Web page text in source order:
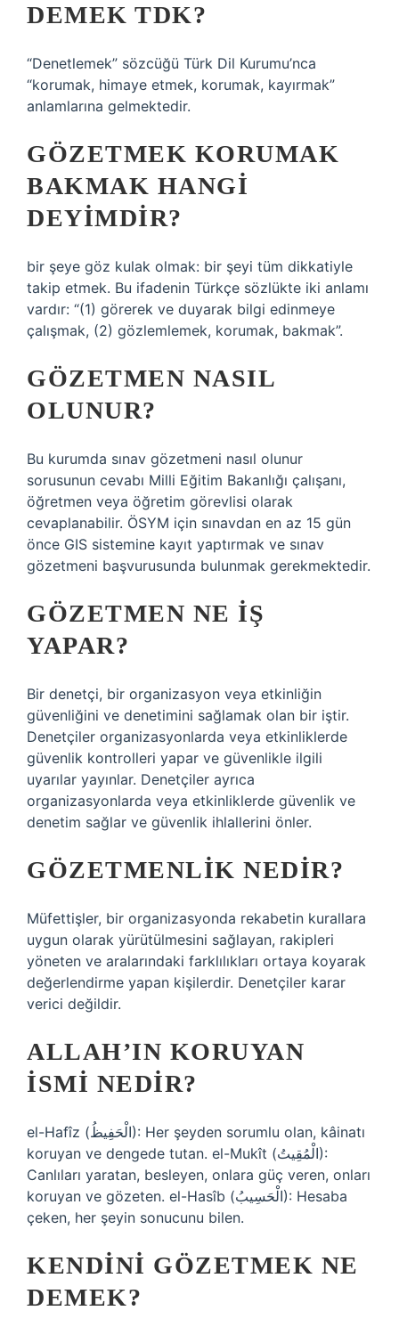
DEMEK TDK?
“Denetlemek” sözcüğü Türk Dil Kurumu’nca
“korumak, himaye etmek, korumak, kayırmak”
anlamlarına gelmektedir.
GÖZETMEK KORUMAK
BAKMAK HANGI
DEYIMDIR?
bir şeye göz kulak olmak: bir şeyi tüm dikkatiyle
takip etmek. Bu ifadenin Türkçe sözlükte iki anlamı
vardır: “(1) görerek ve duyarak bilgi edinmeye
çalışmak, (2) gözlemlemek, korumak, bakmak”.
GÖZETMEN NASIL
OLUNUR?
Bu kurumda sınav gözetmeni nasıl olunur
sorusunun cevabı Milli Eğitim Bakanlığı çalışanı,
öğretmen veya öğretim görevlisi olarak
cevaplanabilir. ÖSYM için sınavdan en az 15 gün
önce GIS sistemine kayıt yaptırmak ve sınav
gözetmeni başvurusunda bulunmak gerekmektedir.
GÖZETMEN NE IŞ
YAPAR?
Bir denetçi, bir organizasyon veya etkinliğin
güvenliğini ve denetimini sağlamak olan bir iştir.
Denetçiler organizasyonlarda veya etkinliklerde
güvenlik kontrolleri yapar ve güvenlikle ilgili
uyarılar yayınlar. Denetçiler ayrıca
organizasyonlarda veya etkinliklerde güvenlik ve
denetim sağlar ve güvenlik ihlallerini önler.
GÖZETMENLIK NEDIR?
Müfettişler, bir organizasyonda rekabetin kurallara
uygun olarak yürütülmesini sağlayan, rakipleri
yöneten ve aralarındaki farklılıkları ortaya koyarak
değerlendirme yapan kişilerdir. Denetçiler karar
verici değildir.
ALLAH’IN KORUYAN
ISMI NEDIR?
el-Hafîz (الْحَفِيظُ): Her şeyden sorumlu olan, kâinatı
koruyan ve dengede tutan. el-Mukît (الْمُقِيتُ):
Canlıları yaratan, besleyen, onlara güç veren, onları
koruyan ve gözeten. el-Hasîb (الْحَسِيبُ): Hesaba
çeken, her şeyin sonucunu bilen.
KENDINI GÖZETMEK NE
DEMEK?